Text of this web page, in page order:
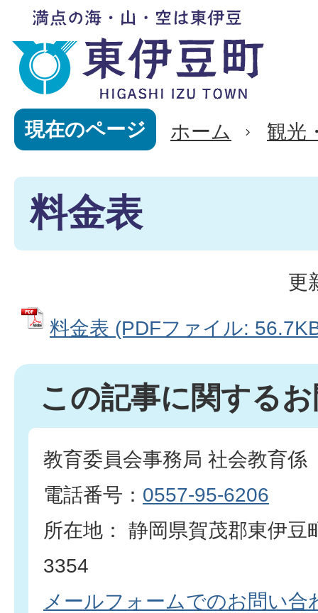
現在のページ ホーム 観光
料金表
更
料金表 (PDFファイル:
この記事に関する
教育委員会事務局 社会教育係
電話番号： 0557-95-6206
所在地： 静岡県賀茂郡東伊豆
3354
メールフォームでのお問い合